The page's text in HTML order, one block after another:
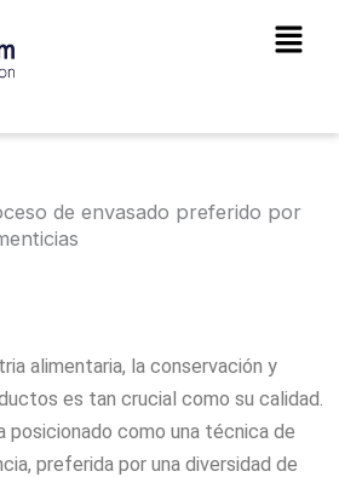
Main
de envasado preferido por
alimentaria, la conservación y
es tan crucial como su calidad.
posicionado como una técnica de
preferida por una diversidad de